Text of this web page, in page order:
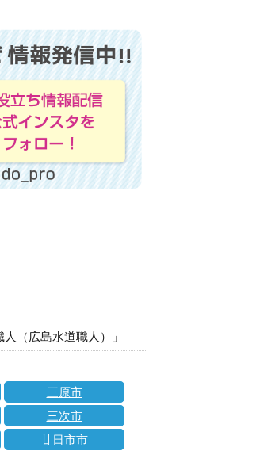
（広島水道職人）」
三原市
三次市
廿日市市